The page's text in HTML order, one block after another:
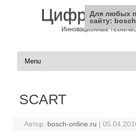
Цифровая
Инновационные
Перейти к содержимому
SCART
Автор: bosch-online.ru |
Для любых
сайту: